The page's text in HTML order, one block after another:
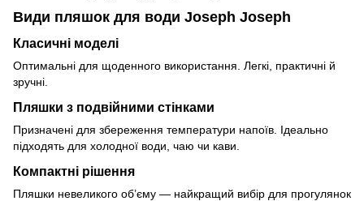
Види пляшок для води Joseph Joseph
Класичні моделі
Оптимальні для щоденного використання. Легкі, практичні й
зручні.
Пляшки з подвійними стінками
Призначені для збереження температури напоїв. Ідеально
підходять для холодної води, чаю чи кави.
Компактні рішення
Пляшки невеликого об’єму — найкращий вибір для прогулянок